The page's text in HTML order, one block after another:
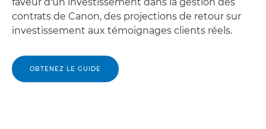
contrats de Canon, des projections de retour sur
investissement aux témoignages clients réels.
OBTENEZ LE GUIDE